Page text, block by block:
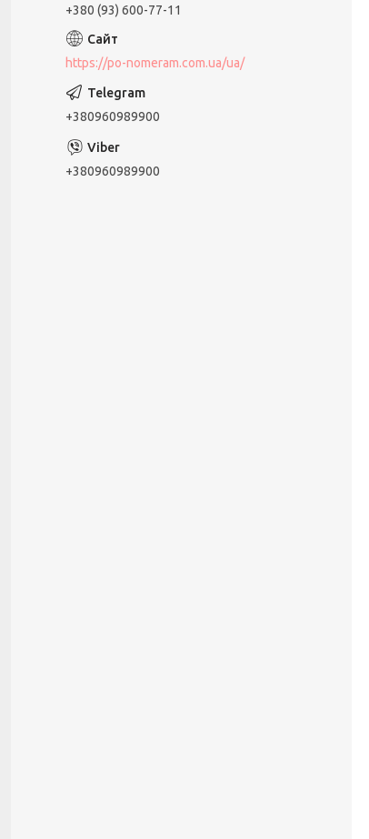
+380 (93) 600-77-11
https://po-nomeram.com.ua/ua/
+380960989900
+380960989900